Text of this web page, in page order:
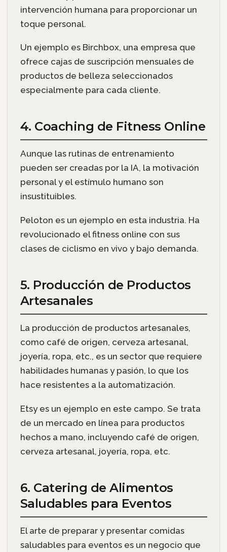
intervención humana para proporcionar un
toque personal.
Un ejemplo es Birchbox, una empresa que
ofrece cajas de suscripción mensuales de
productos de belleza seleccionados
especialmente para cada cliente.
4. Coaching de Fitness Online
Aunque las rutinas de entrenamiento
pueden ser creadas por la IA, la motivación
personal y el estímulo humano son
insustituibles.
Peloton es un ejemplo en esta industria. Ha
revolucionado el fitness online con sus
clases de ciclismo en vivo y bajo demanda.
5. Producción de Productos
Artesanales
La producción de productos artesanales,
como café de origen, cerveza artesanal,
joyería, ropa, etc., es un sector que requiere
habilidades humanas y pasión, lo que los
hace resistentes a la automatización.
Etsy es un ejemplo en este campo. Se trata
de un mercado en línea para productos
hechos a mano, incluyendo café de origen,
cerveza artesanal, joyería, ropa, etc.
6. Catering de Alimentos
Saludables para Eventos
El arte de preparar y presentar comidas
saludables para eventos es un negocio que